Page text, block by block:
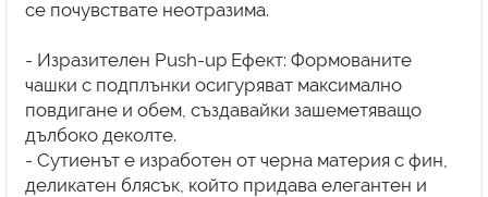
се почувствате неотразима.
- Изразителен Push-up Ефект: Формованите
чашки с подплънки осигуряват максимално
повдигане и обем, създавайки зашеметяващо
дълбоко деколте.
- Сутиенът е изработен от черна материя с фин,
деликатен блясък, който придава елегантен и